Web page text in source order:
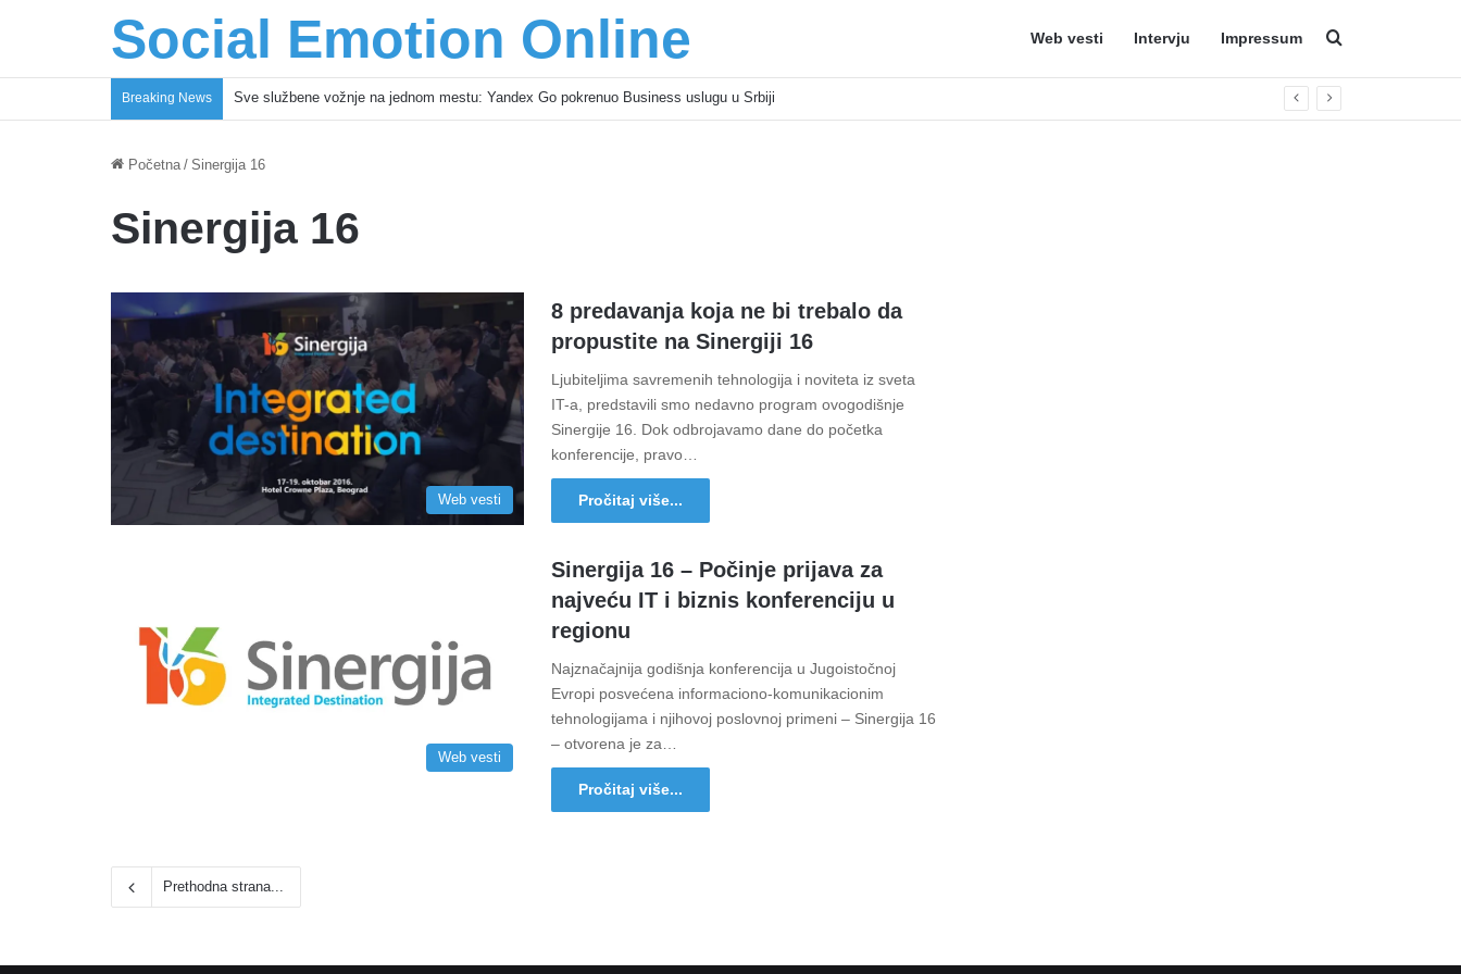
Social Emotion Online Web vesti Intervju Impressum
Breaking News Sve službene vožnje na jednom mestu: Yandex Go pokrenuo Business uslugu u Srbiji
Početna / Sinergija 16
Sinergija 16
Web vesti
8 predavanja koja ne bi trebalo da
propustite na Sinergiji 16
Ljubiteljima savremenih tehnologija i noviteta iz sveta
IT-a, predstavili smo nedavno program ovogodišnje
Sinergije 16. Dok odbrojavamo dane do početka
konferencije, pravo…
Pročitaj više...
Web vesti
Sinergija 16 – Počinje prijava za
najveću IT i biznis konferenciju u
regionu
Najznačajnija godišnja konferencija u Jugoistočnoj
Evropi posvećena informaciono-komunikacionim
tehnologijama i njihovoj poslovnoj primeni – Sinergija 16
– otvorena je za…
Pročitaj više...
Prethodna strana...